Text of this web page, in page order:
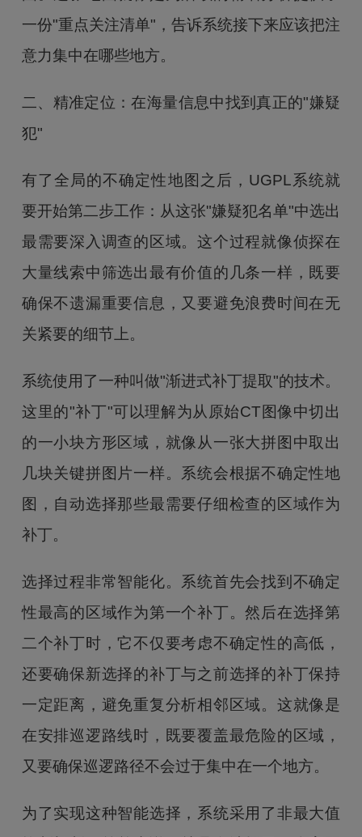
一份"重点关注清单"，告诉系统接下来应该把注
意力集中在哪些地方。
二、精准定位：在海量信息中找到真正的"嫌疑
犯"
有了全局的不确定性地图之后，UGPL系统就
要开始第二步工作：从这张"嫌疑犯名单"中选出
最需要深入调查的区域。这个过程就像侦探在
大量线索中筛选出最有价值的几条一样，既要
确保不遗漏重要信息，又要避免浪费时间在无
关紧要的细节上。
系统使用了一种叫做"渐进式补丁提取"的技术。
这里的"补丁"可以理解为从原始CT图像中切出
的一小块方形区域，就像从一张大拼图中取出
几块关键拼图片一样。系统会根据不确定性地
图，自动选择那些最需要仔细检查的区域作为
补丁。
选择过程非常智能化。系统首先会找到不确定
性最高的区域作为第一个补丁。然后在选择第
二个补丁时，它不仅要考虑不确定性的高低，
还要确保新选择的补丁与之前选择的补丁保持
一定距离，避免重复分析相邻区域。这就像是
在安排巡逻路线时，既要覆盖最危险的区域，
又要确保巡逻路径不会过于集中在一个地方。
为了实现这种智能选择，系统采用了非最大值